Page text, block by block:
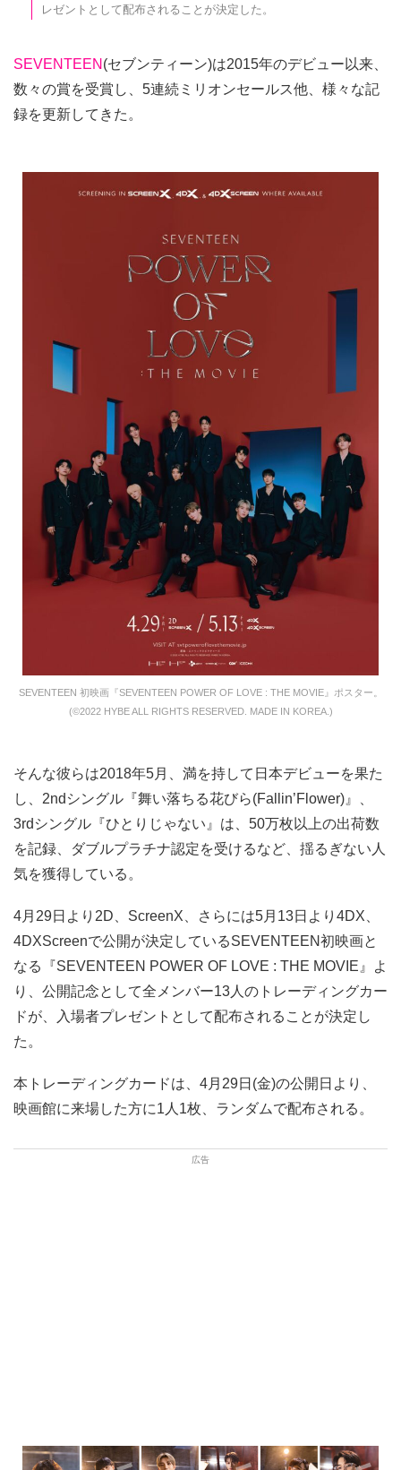
レゼントとして配布されることが決定した。
SEVENTEEN (セブンティーン)は2015年のデビュー以来、
数々の賞を受賞し、5連続ミリオンセールス他、様々な記
録を更新してきた。
SEVENTEEN 初映画『SEVENTEEN POWER OF LOVE : THE MOVIE』ポスター。
(©2022 HYBE ALL RIGHTS RESERVED. MADE IN KOREA.)
そんな彼らは2018年5月、満を持して日本デビューを果た
し、2ndシングル『舞い落ちる花びら(Fallin’Flower)』、
3rdシングル『ひとりじゃない』は、50万枚以上の出荷数
を記録、ダブルプラチナ認定を受けるなど、揺るぎない人
気を獲得している。
4月29日より2D、ScreenX、さらには5月13日より4DX、
4DXScreenで公開が決定しているSEVENTEEN初映画と
なる『SEVENTEEN POWER OF LOVE : THE MOVIE』よ
り、公開記念として全メンバー13人のトレーディングカー
ドが、入場者プレゼントとして配布されることが決定し
た。
本トレーディングカードは、4月29日(金)の公開日より、
映画館に来場した方に1人1枚、ランダムで配布される。